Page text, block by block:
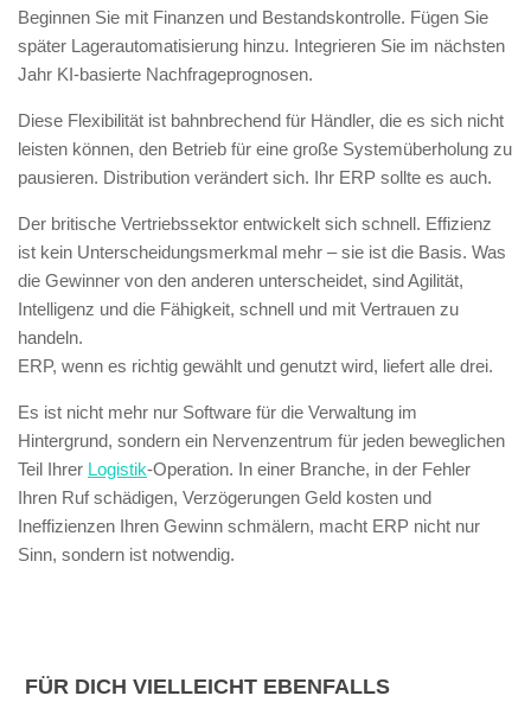
Beginnen Sie mit Finanzen und Bestandskontrolle. Fügen Sie
später Lagerautomatisierung hinzu. Integrieren Sie im nächsten
Jahr KI-basierte Nachfrageprognosen.
Diese Flexibilität ist bahnbrechend für Händler, die es sich nicht
leisten können, den Betrieb für eine große Systemüberholung zu
pausieren. Distribution verändert sich. Ihr ERP sollte es auch.
Der britische Vertriebssektor entwickelt sich schnell. Effizienz
ist kein Unterscheidungsmerkmal mehr – sie ist die Basis. Was
die Gewinner von den anderen unterscheidet, sind Agilität,
Intelligenz und die Fähigkeit, schnell und mit Vertrauen zu
handeln.
ERP, wenn es richtig gewählt und genutzt wird, liefert alle drei.
Es ist nicht mehr nur Software für die Verwaltung im
Hintergrund, sondern ein Nervenzentrum für jeden beweglichen
Teil Ihrer Logistik-Operation. In einer Branche, in der Fehler
Ihren Ruf schädigen, Verzögerungen Geld kosten und
Ineffizienzen Ihren Gewinn schmälern, macht ERP nicht nur
Sinn, sondern ist notwendig.
FÜR DICH VIELLEICHT EBENFALLS